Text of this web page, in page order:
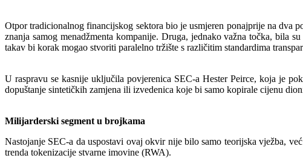
Otpor tradicionalnog financijskog sektora bio je usmjeren ponajprije na dva
znanja samog menadžmenta kompanije. Druga, jednako važna točka, bila
takav bi korak mogao stvoriti paralelno tržište s različitim standardima
U raspravu se kasnije uključila povjerenica SEC-a Hester Peirce, koja je
dopuštanje sintetičkih zamjena ili izvedenica koje bi samo kopirale cijenu
Milijarderski segment u brojkama
Nastojanje SEC-a da uspostavi ovaj okvir nije bilo samo teorijska vježba,
trenda tokenizacije stvarne imovine (RWA).